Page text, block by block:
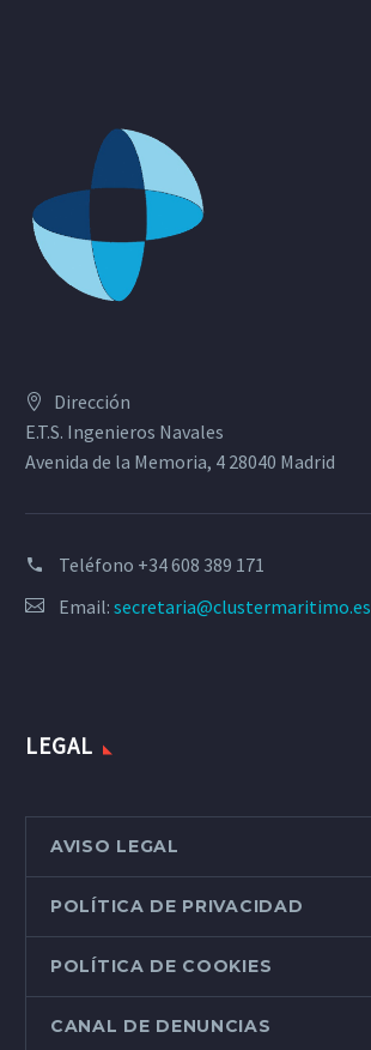
Dirección
E.T.S. Ingenieros Navales
Avenida de la Memoria, 4 28040 Madrid
Teléfono +34 608 389 171
Email: secretaria@clustermaritimo.es
LEGAL
AVISO LEGAL
POLÍTICA DE PRIVACIDAD
POLÍTICA DE COOKIES
CANAL DE DENUNCIAS